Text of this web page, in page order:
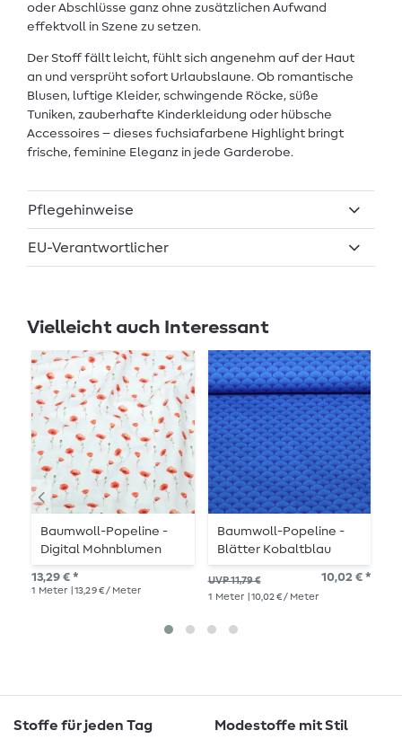
oder Abschlüsse ganz ohne zusätzlichen Aufwand
effektvoll in Szene zu setzen.
Der Stoff fällt leicht, fühlt sich angenehm auf der Haut
an und versprüht sofort Urlaubslaune. Ob romantische
Blusen, luftige Kleider, schwingende Röcke, süße
Tuniken, zauberhafte Kinderkleidung oder hübsche
Accessoires – dieses fuchsiafarbene Highlight bringt
frische, feminine Eleganz in jede Garderobe.
Pflegehinweise
EU-Verantwortlicher
Vielleicht auch Interessant
Baumwoll-Popeline -
Digital Mohnblumen
Ecru
13,29 € *
1 Meter | 13,29 € / Meter
Baumwoll-Popeline -
Blätter Kobaltblau
UVP 11,79 € 10,02 € *
1 Meter | 10,02 € / Meter
Stoffe für jeden Tag Modestoffe mit Stil